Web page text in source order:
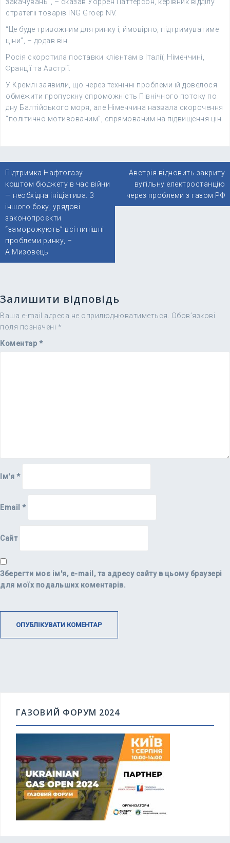
стратегії товарів ING Groep NV.
“Це буде тривожним для ринку і, ймовірно, підтримуватиме
ціни”, – додав він.
Росія скоротила поставки клієнтам в Італії, Німеччині,
Франції та Австрії.
У Кремлі заявили, що через технічні проблеми їй довелося
обмежити пропускну спроможність Північного потоку по
дну Балтійського моря, але Німеччина назвала скорочення
“політично мотивованим”, спрямованим на підвищення цін.
Навігація
записів
Підтримка Нафтогазу
коштом бюджету в час війни
— необхідна ініціатива. З
іншого боку, урядові
законопроєкти
“заморожують” всі нинішні
проблеми ринку, –
А.Мизовець
Австрія відновить закриту
вугільну електростанцію
через проблеми з газом РФ
Залишити відповідь
Ваша e-mail адреса не оприлюднюватиметься.
Обов’язкові
поля позначені *
Коментар *
Ім'я *
Email *
Сайт
Зберегти моє ім'я, e-mail, та адресу сайту в цьому браузері
для моїх подальших коментарів.
ГАЗОВИЙ ФОРУМ 2024